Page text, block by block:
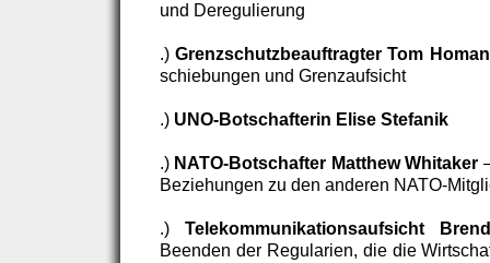
und Deregulierung
.)Grenzschutzbeauftragter Tom Homan
schiebungen und Grenzaufsicht
.) UNO-Botschafterin Elise Stefanik
.) NATO-Botschafter Matthew Whitaker
Beziehungen zu den anderen NATO-
.) Telekommunikationsaufsicht
Beenden der Regularien, die die